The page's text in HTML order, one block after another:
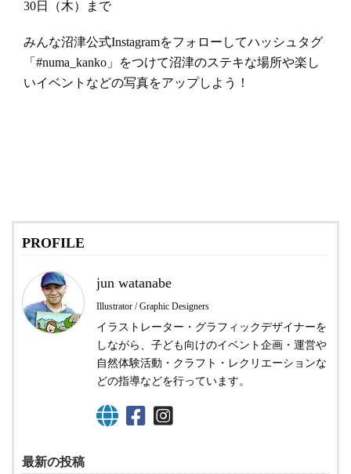
30日（木）まで
みんな沼津公式Instagramをフォローしてハッシュタグ
「#numa_kanko」をつけて沼津のステキな場所や楽し
いイベントなどの写真をアップしよう！
PROFILE
jun watanabe
Illustrator / Graphic Designers
イラストレーター・グラフィックデザイナーを
しながら、子ども向けのイベント企画・運営や
自然体験活動・クラフト・レクリエーションな
どの指導などを行っています。
最新の投稿